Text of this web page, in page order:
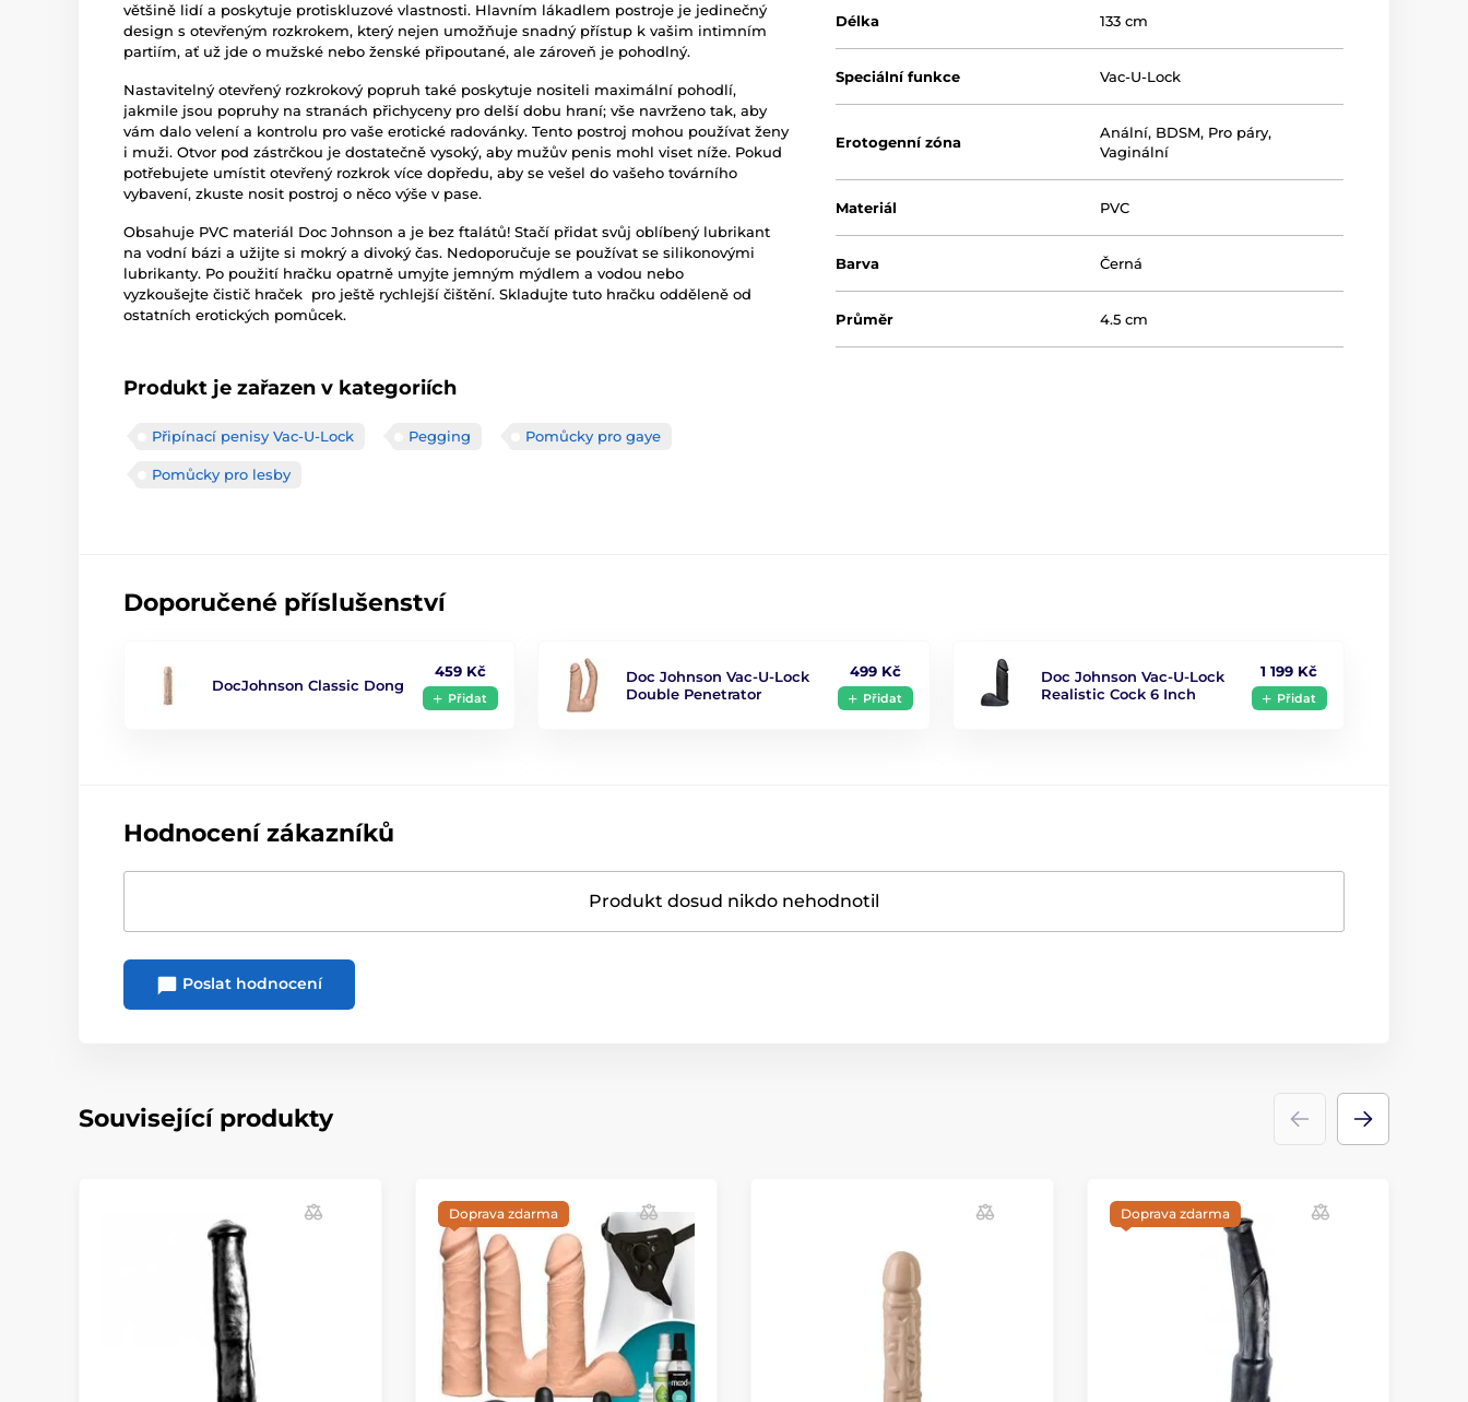
většině lidí a poskytuje protiskluzové vlastnosti. Hlavním lákadlem postroje je jedinečný
design s otevřeným rozkrokem, který nejen umožňuje snadný přístup k vašim intimním
partiím, ať už jde o mužské nebo ženské připoutané, ale zároveň je pohodlný.
Nastavitelný otevřený rozkrokový popruh také poskytuje nositeli maximální pohodlí,
jakmile jsou popruhy na stranách přichyceny pro delší dobu hraní; vše navrženo tak, aby
vám dalo velení a kontrolu pro vaše erotické radovánky. Tento postroj mohou používat ženy
i muži. Otvor pod zástrčkou je dostatečně vysoký, aby mužův penis mohl viset níže. Pokud
potřebujete umístit otevřený rozkrok více dopředu, aby se vešel do vašeho továrního
vybavení, zkuste nosit postroj o něco výše v pase.
Obsahuje PVC materiál Doc Johnson a je bez ftalátů! Stačí přidat svůj oblíbený lubrikant
na vodní bázi a užijte si mokrý a divoký čas. Nedoporučuje se používat se silikonovými
lubrikanty. Po použití hračku opatrně umyjte jemným mýdlem a vodou nebo
vyzkoušejte čistič hraček pro ještě rychlejší čištění. Skladujte tuto hračku odděleně od
ostatních erotických pomůcek.
Produkt je zařazen v kategoriích
Připínací penisy Vac-U-Lock Pegging Pomůcky pro gaye
Pomůcky pro lesby
Délka 133 cm
Speciální funkce Vac-U-Lock
Erotogenní zóna
Anální, BDSM, Pro páry,
Vaginální
Materiál PVC
Barva Černá
Průměr 4.5 cm
Doporučené příslušenství
DocJohnson Classic Dong
459 Kč
Přidat
Doc Johnson Vac-U-Lock
Double Penetrator
499 Kč
Přidat
Doc Johnson Vac-U-Lock
Realistic Cock 6 Inch
1 199 Kč
Přidat
Hodnocení zákazníků
Produkt dosud nikdo nehodnotil
Poslat hodnocení
Související produkty
Doprava zdarma Doprava zdarma